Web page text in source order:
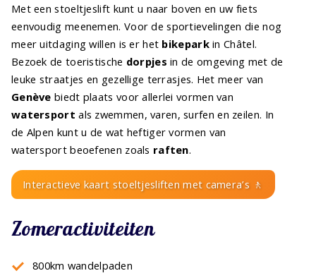
Met een stoeltjeslift kunt u naar boven en uw fiets
eenvoudig meenemen. Voor de sportievelingen die nog
meer uitdaging willen is er het bikeparkin Châtel.
Bezoek de toeristische dorpjes in de omgeving met de
leuke straatjes en gezellige terrasjes. Het meer van
Genève biedt plaats voor allerlei vormen van
watersport als zwemmen, varen, surfen en zeilen. In
de Alpen kunt u de wat heftiger vormen van
watersport beoefenen zoals raften.
Interactieve kaart stoeltjesliften met camera’s 🚶
Zomeractiviteiten
800km wandelpaden